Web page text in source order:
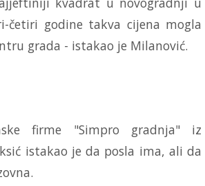
četiri godine takva cijena mogla
grada - istakao je Milanović.
firme "Simpro gradnja" iz
istakao je da posla ima, ali da